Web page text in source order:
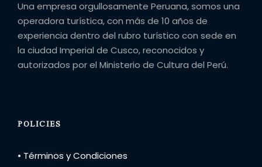
Una empresa orgullosamente Peruana, somos una
operadora turística, con más de 10 años de
experiencia dentro del rubro turístico con sede en
la ciudad Imperial de Cusco, reconocidos y
autorizados por el Ministerio de Cultura del Perú.
POLICIES
• Términos y Condiciones